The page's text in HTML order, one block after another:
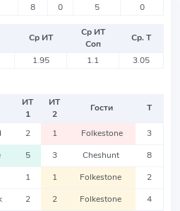
8 0 5 0
Ср ИТ
Ср ИТ
Соп
Ср. Т
1.95 1.1 3.05
ИТ
1
ИТ
2
Гости Т
2 1 Folkestone 3
5 3 Cheshunt 8
1 1 Folkestone 2
2 2 Folkestone 4